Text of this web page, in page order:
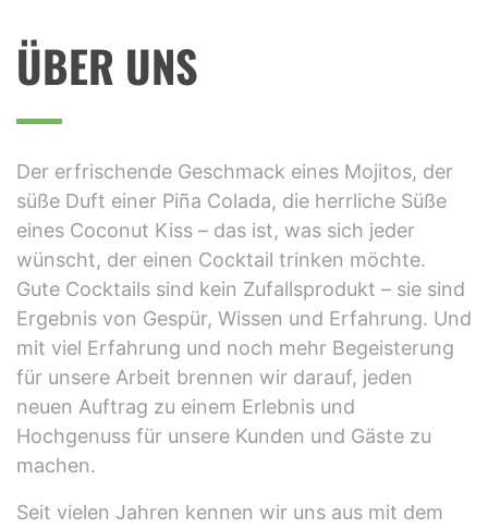
PROFESSIONELLER
ÜBER UNS
Der erfrischende Geschmack eines Mojitos, der
süße Duft einer Piña Colada, die herrliche Süße
eines Coconut Kiss – das ist, was sich jeder
wünscht, der einen Cocktail trinken möchte.
Gute Cocktails sind kein Zufallsprodukt – sie sind
Ergebnis von Gespür, Wissen und Erfahrung. Und
mit viel Erfahrung und noch mehr Begeisterung
für unsere Arbeit brennen wir darauf, jeden
neuen Auftrag zu einem Erlebnis und
Hochgenuss für unsere Kunden und Gäste zu
machen.
Seit vielen Jahren kennen wir uns aus mit dem